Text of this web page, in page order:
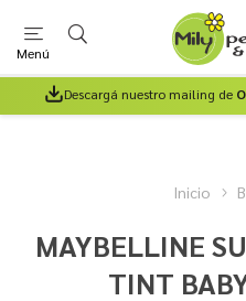
Menú
Descargá nuestro mailing de
Inicio
MAYBELLINE
TINT